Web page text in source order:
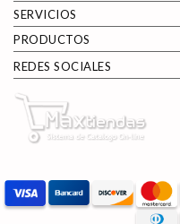
SERVICIOS
PRODUCTOS
REDES SOCIALES